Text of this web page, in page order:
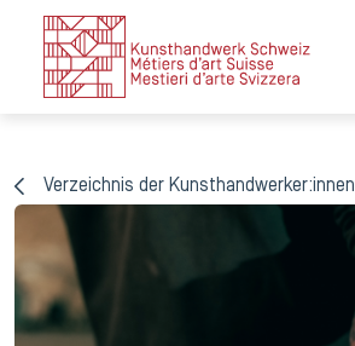
Verzeichnis der Kunsthandwerker:innen